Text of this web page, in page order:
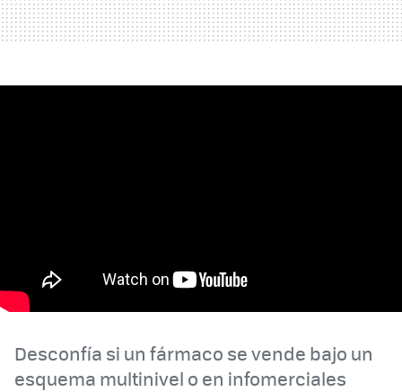
Desconfía si un fármaco se vende bajo un
esquema multinivel o en infomerciales